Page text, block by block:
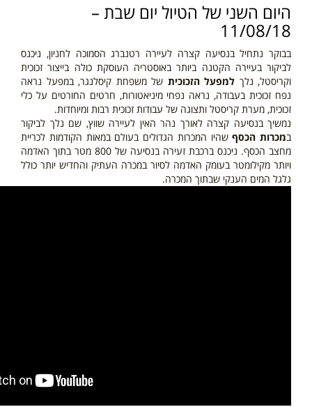
היום השני של הטיול יום שבת –
11/08/18
בבוקר נתחיל בנסיעה קצרה לעיירה רטנברג הסמוכה לחניון, ניכנס
לביקור בעיירה הקטנה ביותר באוסטריה העוסקת כולה בייצור זכוכית
וקריסטל, נלך למפעל הזכוכית של משפחת קיסלנגר, במפעל נראה
נפח זכוכית בעבודה, נראה נפחי מיניאטורות, חרטים החורטים על כלי
זכוכית, מערת קריסטל ותצוגה של עבודות זכוכית רבות ומיוחדות.
נמשיך בנסיעה קצרה לאורך נהר האין לעיירה שווץ, שם נלך לביקור
במכרות הכסףשהיו המכרות הגדולים בעולם במאות הקודמות לכריית
מחצב הכסף. ניכנס ברכבת זעירה בנסיעה של 800 מטר בתוך האדמה
ויותר מקילומטר בעומק האדמה לסיור במכרה העתיק והחדיש יותר כולל
גלגל המים הענקי שבתוך המכרה.